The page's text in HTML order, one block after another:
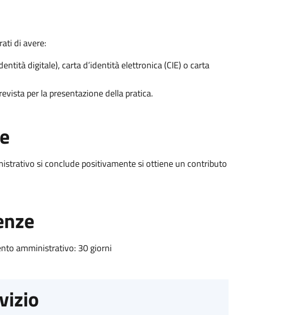
di avere:
digitale), carta d’identità elettronica (CIE) o carta
per la presentazione della pratica.
si conclude positivamente si ottiene un contributo
amministrativo: 30 giorni